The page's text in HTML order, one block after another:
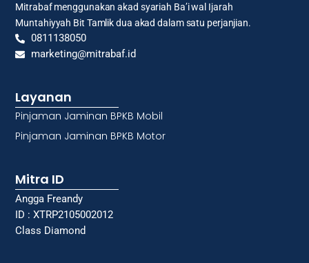
Mitrabaf menggunakan akad syariah Ba’i wal Ijarah
Muntahiyyah Bit Tamlik dua akad dalam satu perjanjian.
0811138050
marketing@mitrabaf.id
Layanan
Pinjaman Jaminan BPKB Mobil
Pinjaman Jaminan BPKB Motor
Mitra ID
Angga Freandy
ID : XTRP2105002012
Class Diamond